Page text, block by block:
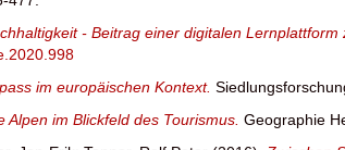
- Beitrag einer digitalen
im europäischen Kontext.
im Blickfeld des Tourismus. Geographie